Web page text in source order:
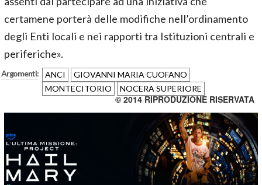
certamene porterà delle modifiche nell’ordinamento
degli Enti locali e nei rapporti tra Istituzioni centrali e
periferiche».
Argomenti: ANCI
GIOVANNI MARIA CUOFANO
MONTECITORIO
NOCERA SUPERIORE
© 2014 RIPRODUZIONE RISERVATA